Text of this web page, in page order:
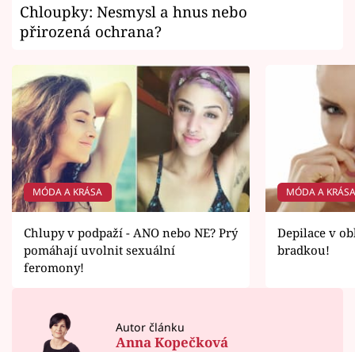
Chloupky: Nesmysl a hnus nebo
přirozená ochrana?
MÓDA A KRÁSA
Chlupy v podpaží - ANO nebo NE? Prý
pomáhají uvolnit sexuální
feromony!
MÓDA A
Depilace v
bradkou!
Autor článku
Anna Kopečková